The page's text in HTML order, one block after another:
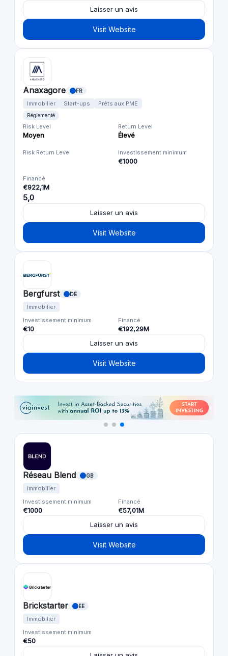
Laisser un avis
Visit Website
Anaxagore FR
Immobilier Start-ups Prêts aux PME
Réglementé
Risk Level
Moyen
Return Level
Élevé
Risk Return Level Investissement minimum
€1000
Financé
€922,1M
5,0
Laisser un avis
Visit Website
Bergfurst DE
Immobilier
Investissement minimum
€10
Financé
€192,29M
Laisser un avis
Visit Website
Réseau Blend GB
Immobilier
Investissement minimum
€1000
Financé
€57,01M
Laisser un avis
Visit Website
Brickstarter EE
Immobilier
Investissement minimum
€50